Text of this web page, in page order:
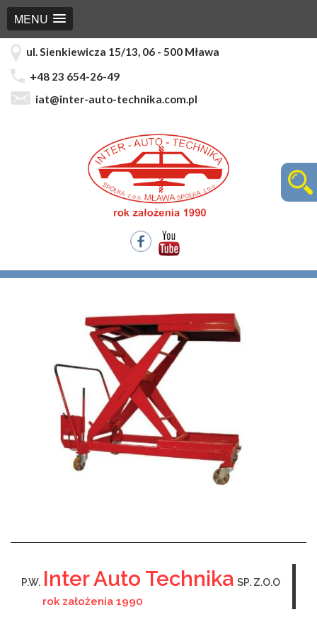
MENU
ul. Sienkiewicza 15/13, 06 - 500 Mława
+48 23 654-26-49
iat@inter-auto-technika.com.pl
P.W. Inter Auto Technika SP. Z.O.O
rok założenia 1990